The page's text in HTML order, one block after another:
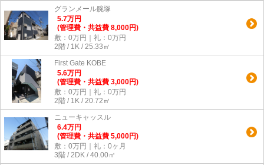
グランメール腕塚
5.7万円
(管理費・共益費 8,000円)
敷：0万円｜礼：0万円
2階 / 1K / 25.33㎡
First Gate KOBE
5.6万円
(管理費・共益費 3,000円)
敷：0万円｜礼：0万円
2階 / 1K / 20.72㎡
ニューキャッスル
6.4万円
(管理費・共益費 5,000円)
敷：0万円｜礼：0ヶ月
3階 / 2DK / 40.00㎡